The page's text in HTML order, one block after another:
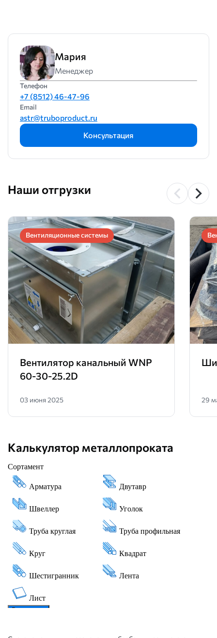
Мария
Менеджер
Телефон
+7 (8512) 46-47-96
Email
astr@truboproduct.ru
Консультация
Наши отгрузки
Вентиляционные системы
Вентилятор канальный WNP
60-30-25.2D
03 июня 2025 29
Калькулятор металлопроката